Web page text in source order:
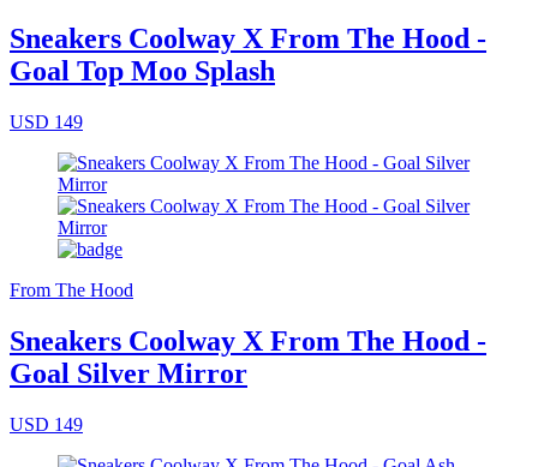
Sneakers Coolway X From The Hood -
Goal Top Moo Splash
USD 149
From The Hood
Sneakers Coolway X From The Hood -
Goal Silver Mirror
USD 149